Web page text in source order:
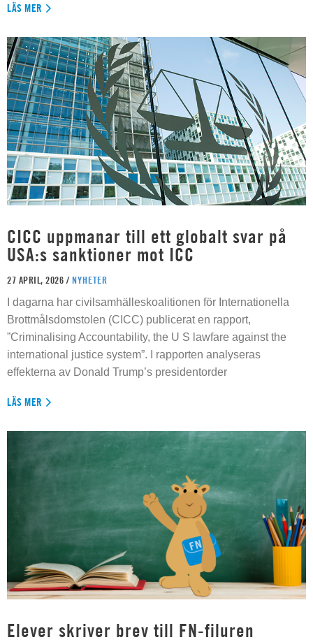
LÄS MER
CICC uppmanar till ett globalt svar på
USA:s sanktioner mot ICC
27 APRIL, 2026 / NYHETER
I dagarna har civilsamhälleskoalitionen för Internationella
Brottmålsdomstolen (CICC) publicerat en rapport,
”Criminalising Accountability, the U S lawfare against the
international justice system”. I rapporten analyseras
effekterna av Donald Trump’s presidentorder
LÄS MER
Elever skriver brev till FN-filuren